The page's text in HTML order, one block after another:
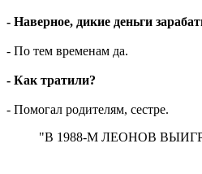
- Наверное, дикие деньги
- По тем временам да.
- Как тратили?
- Помогал родителям, сестре.
"В 1988-М ЛЕОНОВ